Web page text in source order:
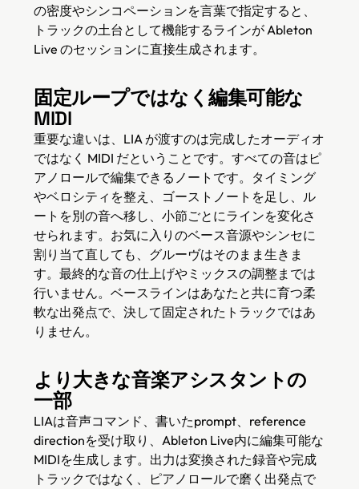
の密度やシンコペーションを言葉で指定すると、
トラックの土台として機能するラインが Ableton
Live のセッションに直接生成されます。
固定ループではなく編集可能な
MIDI
重要な違いは、LIA が渡すのは完成したオーディオ
ではなく MIDI だということです。すべての音はピ
アノロールで編集できるノートです。タイミング
やベロシティを整え、ゴーストノートを足し、ル
ートを別の音へ移し、小節ごとにラインを変化さ
せられます。お気に入りのベース音源やシンセに
割り当て直しても、グルーヴはそのまま生きま
す。最終的な音の仕上げやミックスの調整までは
行いません。ベースラインはあなたと共に育つ柔
軟な出発点で、決して固定されたトラックではあ
りません。
より大きな音楽アシスタントの
一部
LIAは音声コマンド、書いたprompt、reference
directionを受け取り、Ableton Live内に編集可能な
MIDIを生成します。出力は変換された録音や完成
トラックではなく、ピアノロールで磨く出発点で